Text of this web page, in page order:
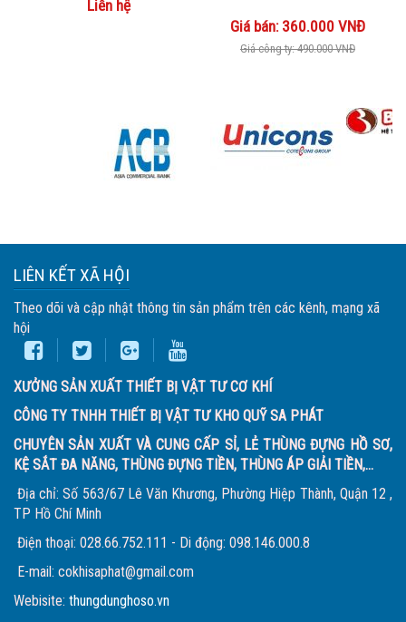
Liên hệ
Giá bán: 360.000 VNĐ
Giá công ty: 490.000 VNĐ
LIÊN KẾT XÃ HỘI
Theo dõi và cập nhật thông tin sản phẩm trên các kênh, mạng xã
hội
XƯỞNG SẢN XUẤT THIẾT BỊ VẬT TƯ CƠ KHÍ
CÔNG TY TNHH THIẾT BỊ VẬT TƯ KHO QUỸ SA PHÁT
CHUYÊN SẢN XUẤT VÀ CUNG CẤP SỈ, LẺ THÙNG ĐỰNG HỒ SƠ,
KỆ SẮT ĐA NĂNG, THÙNG ĐỰNG TIỀN, THÙNG ÁP GIẢI TIỀN,...
Địa chỉ: Số 563/67 Lê Văn Khương, Phường Hiệp Thành, Quận 12 ,
TP Hồ Chí Minh
Điện thoại: 028.66.752.111 - Di động: 098.146.000.8
E-mail: cokhisaphat@gmail.com
Webisite: thungdunghoso.vn